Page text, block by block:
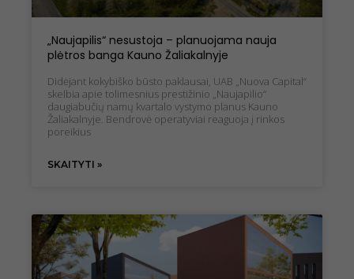
„Naujapilis“ nesustoja – planuojama nauja
plėtros banga Kauno Žaliakalnyje
Didėjant kokybiško būsto paklausai, UAB „Nuova Capital“
skelbia apie tolimesnius prestižinio „Naujapilio“
daugiabučių namų kvartalo vystymo planus Kauno
Žaliakalnyje. Bendrovė operatyviai reaguoja į rinkos
poreikius
SKAITYTI »